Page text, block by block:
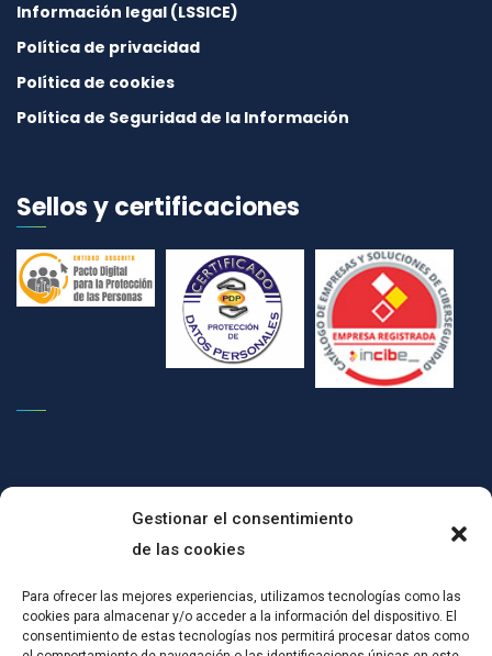
Gestionar el consentimiento
de las cookies
Para ofrecer las mejores experiencias, utilizamos tecnologías como las
cookies para almacenar y/o acceder a la información del dispositivo. El
consentimiento de estas tecnologías nos permitirá procesar datos como
Información legal (LSSICE)
Política de privacidad
Política de cookies
Política de Seguridad de la Información
Sellos y certificaciones
(c)CONPRODAT ha implementado un Plan de Transformación Digital
para el mantenimiento del empleo por cuenta ajena, mediante
actuaciones de certificación en SGSI y mejoras tecnológicas:Esta